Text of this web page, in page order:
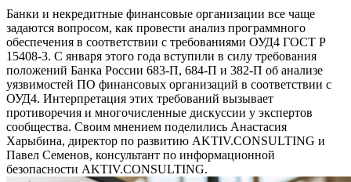
Банки и некредитные финансовые организации все чаще
задаются вопросом, как провести анализ программного
обеспечения в соответствии с требованиями ОУД4 ГОСТ Р
15408-3. С января этого года вступили в силу требования
положений Банка России 683-П, 684-П и 382-П об анализе
уязвимостей ПО финансовых организаций в соответствии с
ОУД4. Интерпретация этих требований вызывает
противоречия и многочисленные дискуссии у экспертов
сообщества. Своим мнением поделились Анастасия
Харыбина, директор по развитию AKTIV.CONSULTING и
Павел Семенов, консультант по информационной
безопасности AKTIV.CONSULTING.